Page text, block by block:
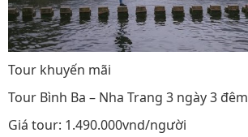
Tour khuyến mãi
Tour Bình Ba – Nha Trang 3 ngày 3 đêm
Giá tour: 1.490.000vnd/người